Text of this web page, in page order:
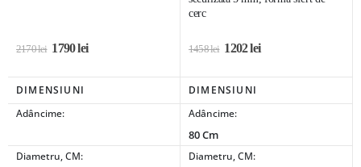
2170lei 1790lei
cerc
1458lei 1202lei
DIMENSIUNI
DIMENSIUNI
Adâncime:
Adâncime:
80 Cm
Diametru, CM:
Diametru, CM: